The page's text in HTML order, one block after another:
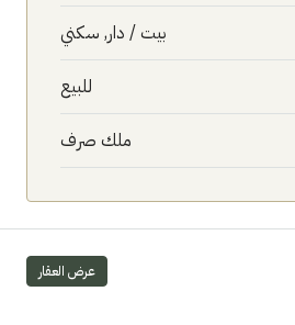
بيت / دار, سكني
للبيع
ملك صرف
عرض العقار